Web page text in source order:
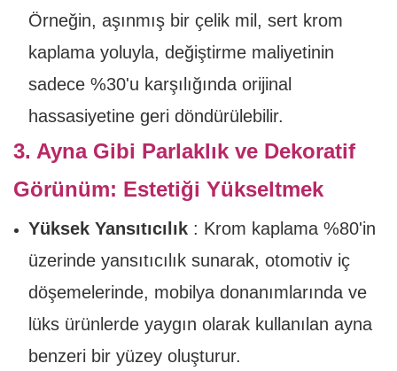
Örneğin, aşınmış bir çelik mil, sert krom
kaplama yoluyla, değiştirme maliyetinin
sadece %30'u karşılığında orijinal
hassasiyetine geri döndürülebilir.
3. Ayna Gibi Parlaklık ve Dekoratif
Görünüm: Estetiği Yükseltmek
Yüksek Yansıtıcılık: Krom kaplama %80'in
üzerinde yansıtıcılık sunarak, otomotiv iç
döşemelerinde, mobilya donanımlarında ve
lüks ürünlerde yaygın olarak kullanılan ayna
benzeri bir yüzey oluşturur.